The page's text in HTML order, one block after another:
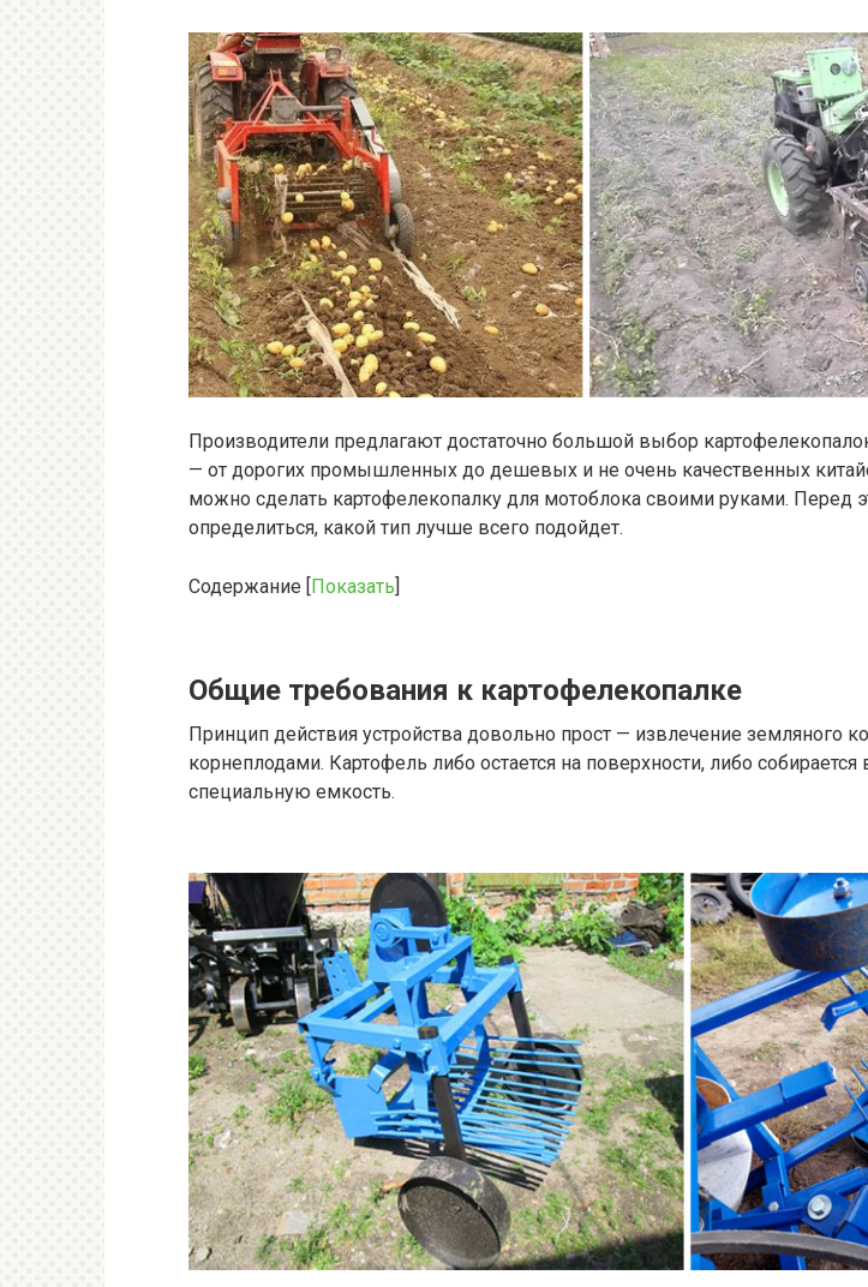
Производители предлагают достаточно большой выбор
— от дорогих промышленных до дешевых и не очень качественных
можно сделать картофелекопалку для мотоблока своими руками. Перед
определиться, какой тип лучше всего подойдет.
Содержание Показать
Общие требования к картофелекопалке
Принцип действия устройства довольно прост — извлечение земляного
корнеплодами. Картофель либо остается на поверхности, либо собирается
специальную емкость.